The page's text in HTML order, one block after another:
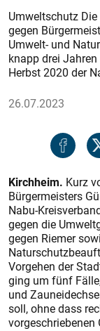
Umweltschutz
gegen
Umwelt- und
knapp drei
Herbst 2020 der
26.07.2023
Kirchheim. Kurz
Bürgermeisters
Nabu-
gegen die
gegen Riemer
Vorgehen der
ging um fünf
und
soll, ohne dass
vorgeschriebenen